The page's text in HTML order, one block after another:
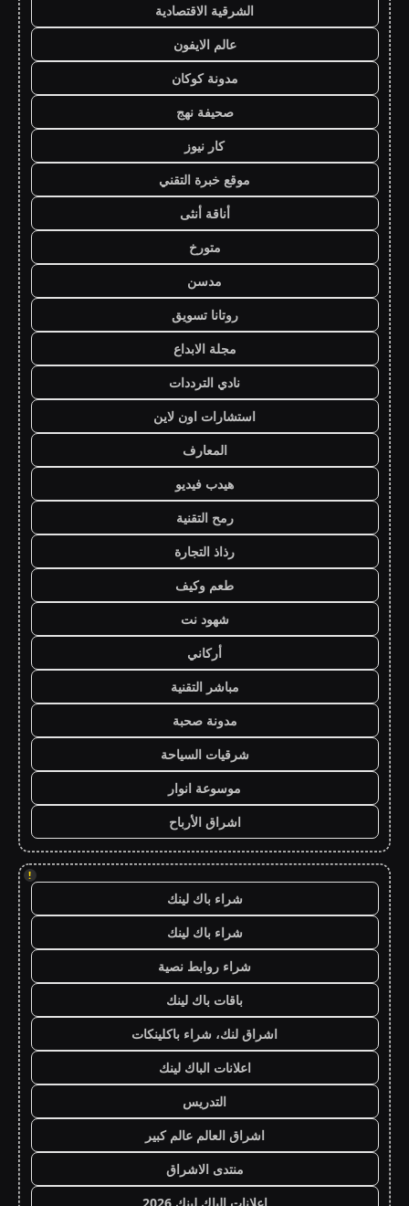
الشرقية الاقتصادية
عالم الايفون
مدونة كوكان
صحيفة نهج
كار نيوز
موقع خبرة التقني
أناقة أنثى
متورخ
مدسن
روتانا تسويق
مجلة الابداع
نادي الترددات
استشارات اون لاين
المعارف
هيدب فيديو
رمح التقنية
رذاذ التجارة
طعم وكيف
شهود نت
أركاني
مباشر التقنية
مدونة صحبة
شرقيات السياحة
موسوعة انوار
اشراق الأرباح
!
شراء باك لينك
شراء باك لينك
شراء روابط نصية
باقات باك لينك
اشراق لنك، شراء باكلينكات
اعلانات الباك لينك
التدريس
اشراق العالم عالم كبير
منتدى الاشراق